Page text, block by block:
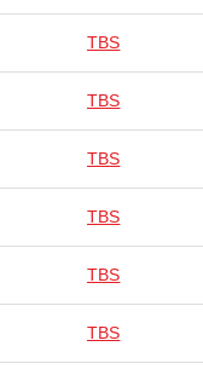
TBS
TBS
TBS
TBS
TBS
TBS